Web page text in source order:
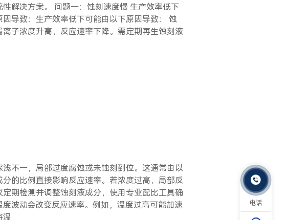
解决方案。 问题一：蚀刻速度慢 生产效率低下
导致：生产效率低下可能由以下原因导致： 蚀
子浓度升高，反应速率下降。需定期再生蚀刻液
不一，局部过度腐蚀或未蚀刻到位。这通常由以
的比例直接影响反应速率。若浓度过高，局部反
期检测并调整蚀刻液成分，使用专业配比工具确
波动会改变反应速率。例如，温度过高可能加速
温

电话